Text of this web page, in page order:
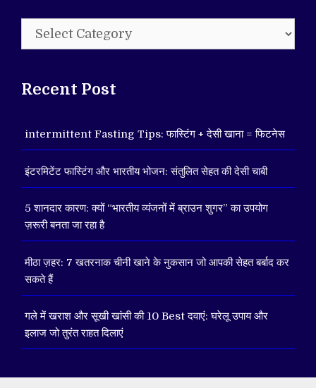
Categories
Recent Post
intermittent Fasting Tips: फास्टिंग + देसी खाना = फिटनेस
इंटरमिटेंट फास्टिंग और भारतीय भोजन: संतुलित सेहत की देसी चाबी
5 शानदार कारण: क्यों “भारतीय व्यंजनों में ब्राउन शुगर” का उपयोग
ज़रूरी बनता जा रहा है
मीठा ज़हर: 7 खतरनाक चीनी खाने के नुकसान जो आपकी सेहत बर्बाद कर
सकते हैं
गले में खराश और सूखी खांसी की 10 Best दवाएं: घरेलू उपाय और
इलाज जो तुरंत राहत दिलाएं